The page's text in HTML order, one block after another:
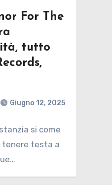
For The
tutto
Giugno 12, 2025
si come
tenere testa a